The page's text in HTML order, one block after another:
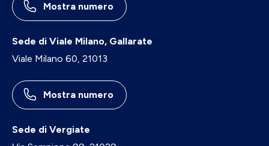
Mostra numero
Sede di Viale Milano, Gallarate
Viale Milano 60, 21013
Mostra numero
Sede di Vergiate